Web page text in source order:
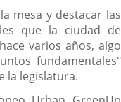
mesa y destacar las
que la ciudad de
varios años, algo
fundamentales"
la legislatura.